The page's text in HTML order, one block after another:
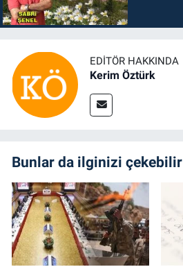
EDITÖR HAKKINDA
Kerim Öztürk
Bunlar da ilginizi çekebilir